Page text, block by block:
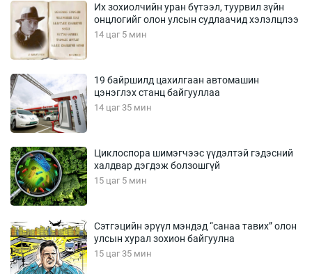
Их зохиолчийн уран бүтээл, туурвил зүйн
онцлогийг олон улсын судлаачид хэлэлцлээ
14 цаг 5 мин
19 байршилд цахилгаан автомашин
цэнэглэх станц байгууллаа
14 цаг 35 мин
Циклоспора шимэгчээс үүдэлтэй гэдэсний
халдвар дэгдэж болзошгүй
15 цаг 5 мин
Сэтгэцийн эрүүл мэндэд “санаа тавих” олон
улсын хурал зохион байгуулна
15 цаг 35 мин